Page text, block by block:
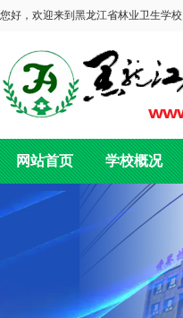
您好，欢迎来到黑龙江省林业卫生学校
网站首页 学校概况